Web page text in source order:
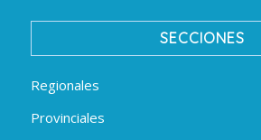
SECCIONES
Regionales
Provinciales